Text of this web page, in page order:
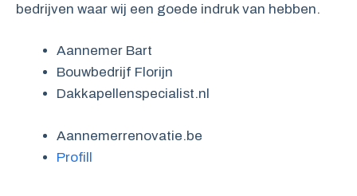
bedrijven waar wij een goede indruk van hebben.
Aannemer Bart
Bouwbedrijf Florijn
Dakkapellenspecialist.nl
Aannemerrenovatie.be
Profill